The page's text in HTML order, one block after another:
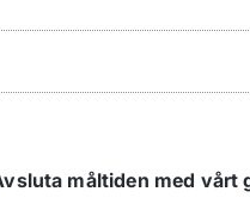
måltiden med vårt